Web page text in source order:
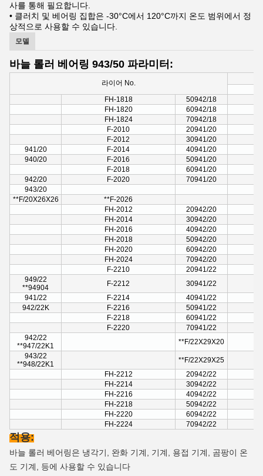
사를 통해 필요합니다.
• 클러치 및 베어링 집합은 -30°C에서 120°C까지 온도 범위에서 정
상적으로 사용할 수 있습니다.
모델
바늘 롤러 베어링 943/50 파라미터:
라이어 No.
FH-1818
50942/18
FH-1820
60942/18
FH-1824
70942/18
F-2010
20941/20
F-2012
30941/20
941/20
F-2014
40941/20
940/20
F-2016
50941/20
F-2018
60941/20
942/20
F-2020
70941/20
943/20
**F/20X26X26
**F-2026
FH-2012
20942/20
FH-2014
30942/20
FH-2016
40942/20
FH-2018
50942/20
FH-2020
60942/20
FH-2024
70942/20
F-2210
20941/22
949/22
**94904
F-2212
30941/22
941/22
F-2214
40941/22
942/22K
F-2216
50941/22
F-2218
60941/22
F-2220
70941/22
942/22
**947/22K1
**F/22X29X20
943/22
**948/22K1
**F/22X29X25
FH-2212
20942/22
FH-2214
30942/22
FH-2216
40942/22
FH-2218
50942/22
FH-2220
60942/22
FH-2224
70942/22
적용:
바늘 롤러 베어링은 냉각기, 완화 기계, 기계, 용접 기계, 곰팡이 온
도 기계, 등에 사용할 수 있습니다